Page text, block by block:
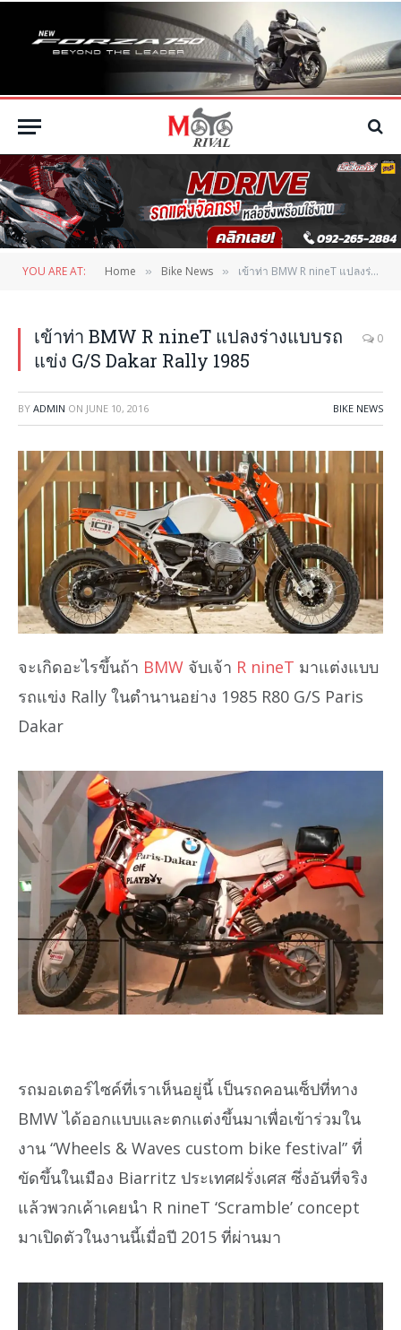
YOU ARE AT: Home » Bike News » เข้าท่า BMW R nineT แปลงร่างแบบรถแข่ง G/S Dakar Rally 1985
เข้าท่า BMW R nineT แปลงร่างแบบรถ
แข่ง G/S Dakar Rally 1985
0
BY ADMIN ON JUNE 10, 2016 BIKE NEWS
จะเกิดอะไรขึ้นถ้า BMW จับเจ้า R nineT มาแต่งแบบ
รถแข่ง Rally ในตำนานอย่าง 1985 R80 G/S Paris
Dakar
รถมอเตอร์ไซค์ที่เราเห็นอยู่นี้ เป็นรถคอนเซ็ปที่ทาง
BMW ได้ออกแบบและตกแต่งขึ้นมาเพื่อเข้าร่วมใน
งาน “Wheels & Waves custom bike festival” ที่
ขัดขึ้นในเมือง Biarritz ประเทศฝรั่งเศส ซึ่งอันที่จริง
แล้วพวกเค้าเคยนำ R nineT ‘Scramble’ concept
มาเปิดตัวในงานนี้เมื่อปี 2015 ที่ผ่านมา